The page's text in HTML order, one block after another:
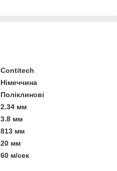
Contitech
Німеччина
Поліклинові
2.34 мм
3.8 мм
813 мм
20 мм
60 м/сек